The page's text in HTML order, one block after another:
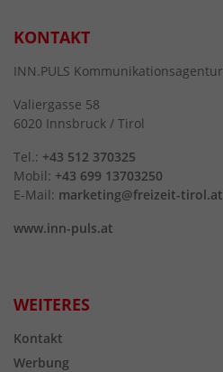
KONTAKT
INN.PULS Kommunikationsagentur
Valiergasse 58
6020 Innsbruck / Tirol
Tel.: +43 512 370325
Mobil: +43 699 13703250
E-Mail: marketing@freizeit-tirol.at
www.inn-puls.at
WEITERES
Kontakt
Werbung